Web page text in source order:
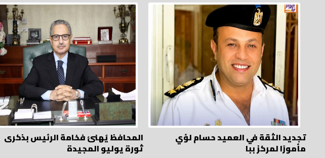
تجديد الثقة في العميد حسام لؤي
مأمورًا لمركز ببا
المحافظ يُهنئ فخامة الرئيس بذكرى
ثورة يوليو المجيدة